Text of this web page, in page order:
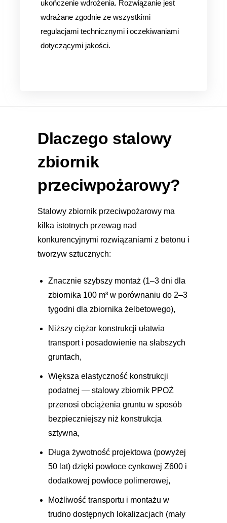
ukończenie wdrożenia. Rozwiązanie jest
wdrażane zgodnie ze wszystkimi
regulacjami technicznymi i oczekiwaniami
dotyczącymi jakości.
Dlaczego stalowy
zbiornik
przeciwpożarowy?
Stalowy zbiornik przeciwpożarowy ma
kilka istotnych przewag nad
konkurencyjnymi rozwiązaniami z betonu i
tworzyw sztucznych:
Znacznie szybszy montaż (1–3 dni dla
zbiornika 100 m³ w porównaniu do 2–3
tygodni dla zbiornika żelbetowego),
Niższy ciężar konstrukcji ułatwia
transport i posadowienie na słabszych
gruntach,
Większa elastyczność konstrukcji
podatnej — stalowy zbiornik PPOŻ
przenosi obciążenia gruntu w sposób
bezpieczniejszy niż konstrukcja
sztywna,
Długa żywotność projektowa (powyżej
50 lat) dzięki powłoce cynkowej Z600 i
dodatkowej powłoce polimerowej,
Możliwość transportu i montażu w
trudno dostępnych lokalizacjach (mały